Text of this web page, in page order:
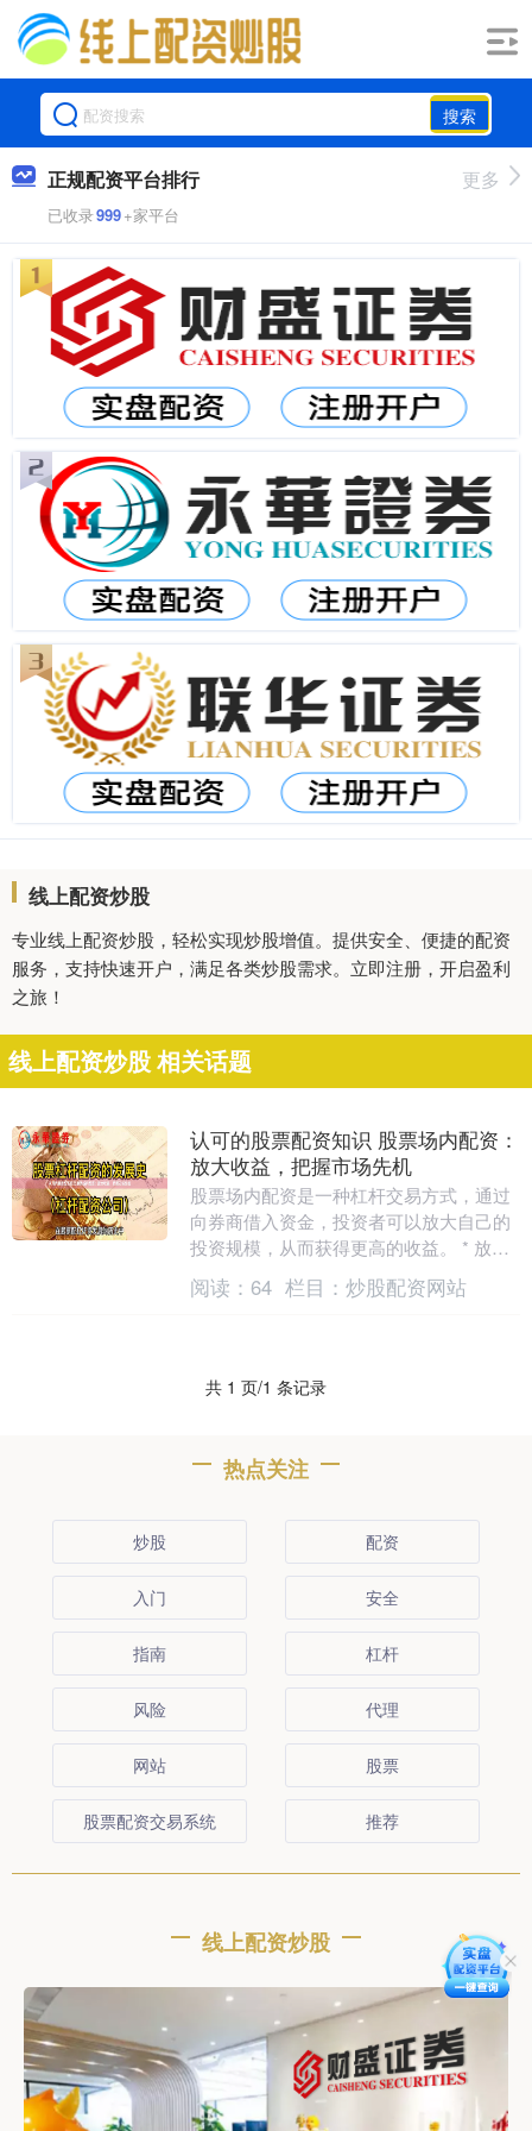
搜索
正规配资平台排行
已收录999+家平台
更多
线上配资炒股
专业线上配资炒股，轻松实现炒股增值。提供安全、便捷的配资
服务，支持快速开户，满足各类炒股需求。立即注册，开启盈利
之旅！
线上配资炒股 相关话题
认可的股票配资知识 股票场内配资：
放大收益，把握市场先机
股票场内配资是一种杠杆交易方式，通过
向券商借入资金，投资者可以放大自己的
投资规模，从而获得更高的收益。 * 放大
收益：配资可以帮助投资者以较小的本金
获得更大的投....
阅读： 64 栏目： 炒股配资网站
共 1 页/1 条记录
热点关注
炒股 配资
入门 安全
指南 杠杆
风险 代理
网站 股票
股票配资交易系统 推荐
线上配资炒股